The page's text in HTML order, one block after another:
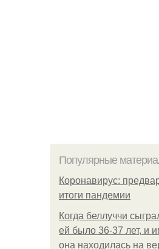
Популярные
Коронавирус:
итоги пандемии
Когда беллуччи
ей было 36-37 лет, и
она находилась на